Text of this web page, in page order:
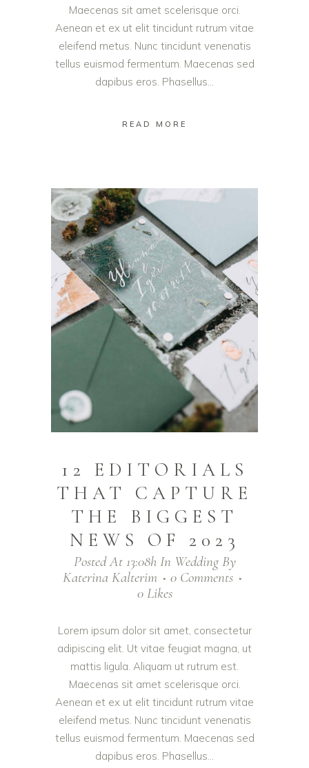
Maecenas sit amet scelerisque orci.
Aenean et ex ut elit tincidunt rutrum vitae
eleifend metus. Nunc tincidunt venenatis
tellus euismod fermentum. Maecenas sed
dapibus eros. Phasellus...
READ MORE
12 EDITORIALS
THAT CAPTURE
THE BIGGEST
NEWS OF 2023
Posted At 13:08hIn Wedding By
Katerina Kalterim
0 Comments
0 Likes
Lorem ipsum dolor sit amet, consectetur
adipiscing elit. Ut vitae feugiat magna, ut
mattis ligula. Aliquam ut rutrum est.
Maecenas sit amet scelerisque orci.
Aenean et ex ut elit tincidunt rutrum vitae
eleifend metus. Nunc tincidunt venenatis
tellus euismod fermentum. Maecenas sed
dapibus eros. Phasellus...